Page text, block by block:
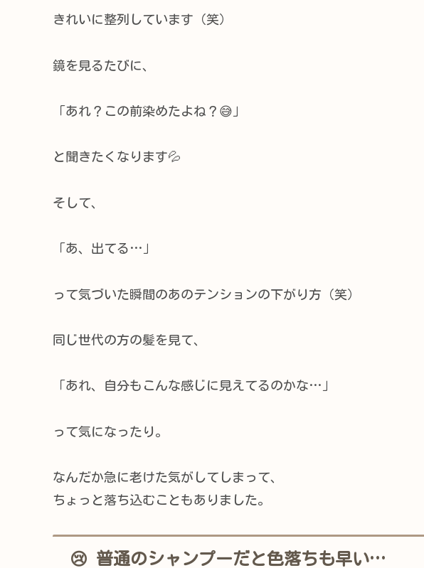
きれいに整列しています（笑）
鏡を見るたびに、
「あれ？この前染めたよね？😅」
と聞きたくなります💦
そして、
「あ、出てる…」
って気づいた瞬間のあのテンションの下がり方（笑）
同じ世代の方の髪を見て、
「あれ、自分もこんな感じに見えてるのかな…」
って気になったり。
なんだか急に老けた気がしてしまって、
ちょっと落ち込むこともありました。
😢 普通のシャンプーだと色落ちも早い…